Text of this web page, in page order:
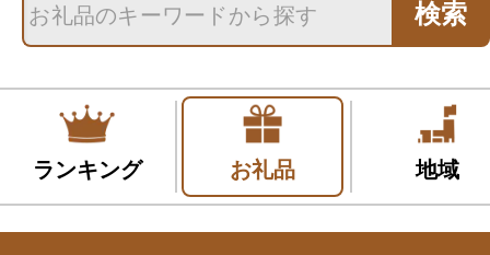
検索
ランキング お礼品 地域